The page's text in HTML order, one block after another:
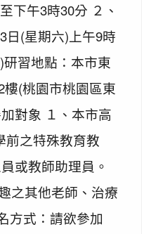
下午3時30分 ２、
日(星期六)上午9時
習地點：本市東
(桃園市桃園區東
對象 １、本市高
前之特殊教育教
或教師助理員。
之其他老師、治療
方式：請欲參加